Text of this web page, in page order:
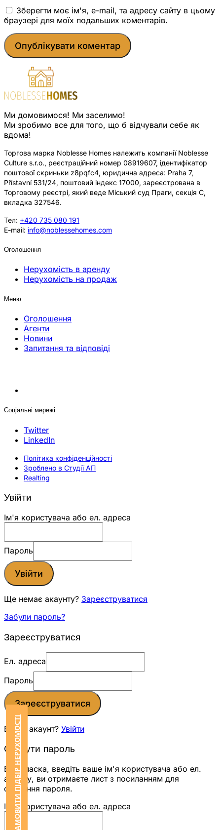
Зберегти моє ім'я, e-mail, та адресу сайту в цьому
браузері для моїх подальших коментарів.
Ми домовимося! Ми заселимо!
Ми зробимо все для того, що б відчували себе як
вдома!
Торгова марка Noblesse Homes належить компанії Noblesse
Culture s.r.o., реєстраційний номер 08919607, ідентифікатор
поштової скриньки z8pqfc4, юридична адреса: Praha 7,
Přístavní 531/24, поштовий індекс 17000, зареєстрована в
Торговому реєстрі, який веде Міський суд Праги, секція C,
вкладка 327546.
Тел: +420 735 080 191
E-mail: info@noblessehomes.com
Оголошення
Нерухомість в аренду
Нерухомість на продаж
Меню
Оголошення
Агенти
Новини
Запитання та відповіді
Соціальні мережі
Twitter
LinkedIn
Політика конфіденційності
Зроблено в Студії АП
Realting
ЗАМОВИТИ ПІДБІР НЕРУХОМОСТІ
Увійти
Ім'я користувача або ел. адреса
Пароль
Увійти
Ще немає акаунту? Зареєструватися
Забули пароль?
Зареєструватися
Ел. адреса
Пароль
Зареєструватися
Вже є акаунт? Увійти
Скинути пароль
Будь ласка, введіть ваше ім'я користувача або ел.
адресу, ви отримаєте лист з посиланням для
скидання пароля.
Ім'я користувача або ел. адреса